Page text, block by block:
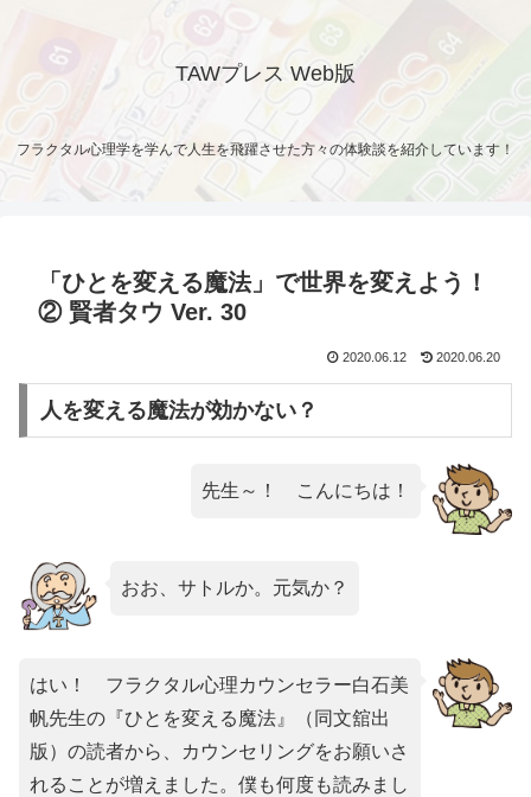
TAWプレス Web版
フラクタル心理学を学んで人生を飛躍させた方々の体験談を紹介しています！
「ひとを変える魔法」で世界を変えよう！
② 賢者タウ Ver. 30
2020.06.12 2020.06.20
人を変える魔法が効かない？
先生～！ こんにちは！
おお、サトルか。元気か？
はい！ フラクタル心理カウンセラー白石美
帆先生の『ひとを変える魔法』（同文舘出
版）の読者から、カウンセリングをお願いさ
れることが増えました。僕も何度も読みまし